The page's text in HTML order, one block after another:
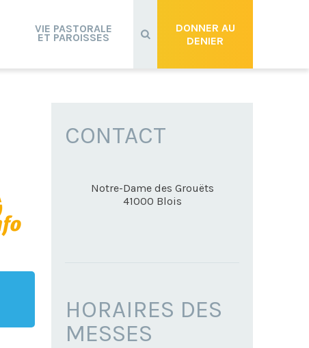
DONNER AU
DENIER
VIE PASTORALE
ET PAROISSES
CONTACT
Notre-Dame des Grouëts
41000 Blois
HORAIRES DES
MESSES